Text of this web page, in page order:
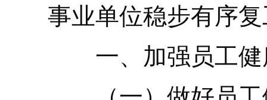
事业单位稳步有序
一、加强员工健